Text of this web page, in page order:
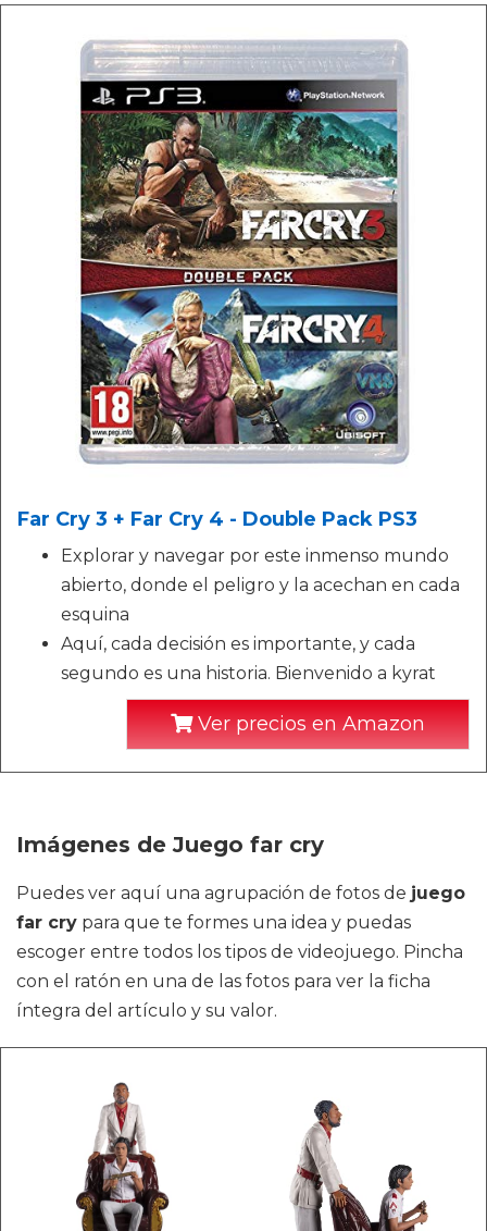
Far Cry 3 + Far Cry 4 - Double Pack PS3
Explorar y navegar por este inmenso mundo
abierto, donde el peligro y la acechan en cada
esquina
Aquí, cada decisión es importante, y cada
segundo es una historia. Bienvenido a kyrat
Ver precios en Amazon
Imágenes de Juego far cry
Puedes ver aquí una agrupación de fotos de juego
far cry para que te formes una idea y puedas
escoger entre todos los tipos de videojuego. Pincha
con el ratón en una de las fotos para ver la ficha
íntegra del artículo y su valor.